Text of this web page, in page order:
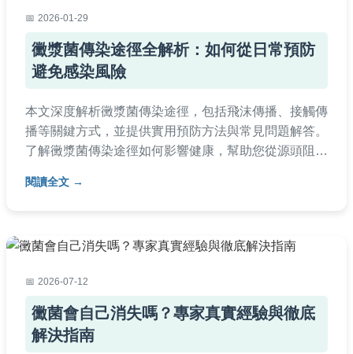
2026-01-29
黴漿菌傳染途徑全解析：如何從日常預防
避免感染風險
本文深度解析黴漿菌傳染途徑，包括飛沫傳播、接觸傳
播等關鍵方式，並提供實用預防方法與常見問題解答。
了解黴漿菌傳染途徑如何影響健康，幫助您從源頭阻斷
避免空洞理論，直接解決用戶疑問。
閱讀全文
2026-07-12
黴菌會自己消失嗎？專家真實經驗與徹底
解決指南